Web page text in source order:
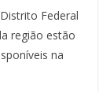
Federal
região estão
na